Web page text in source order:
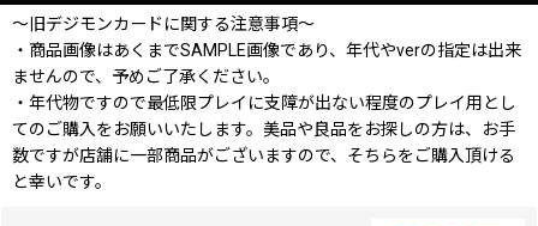
〜旧デジモンカードに関する注意事項〜
・商品画像はあくまでSAMPLE画像であり、年代やverの指定は出来
ませんので、予めご了承ください。
・年代物ですので最低限プレイに支障が出ない程度のプレイ用とし
てのご購入をお願いいたします。美品や良品をお探しの方は、お手
数ですが店舗に一部商品がございますので、そちらをご購入頂ける
と幸いです。